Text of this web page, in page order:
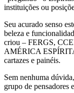
instituições ou
Seu acurado senso
beleza e
criou – FERGS,
AMÉRICA
cartazes e painéis.
Sem nenhuma
grupo de pensadores